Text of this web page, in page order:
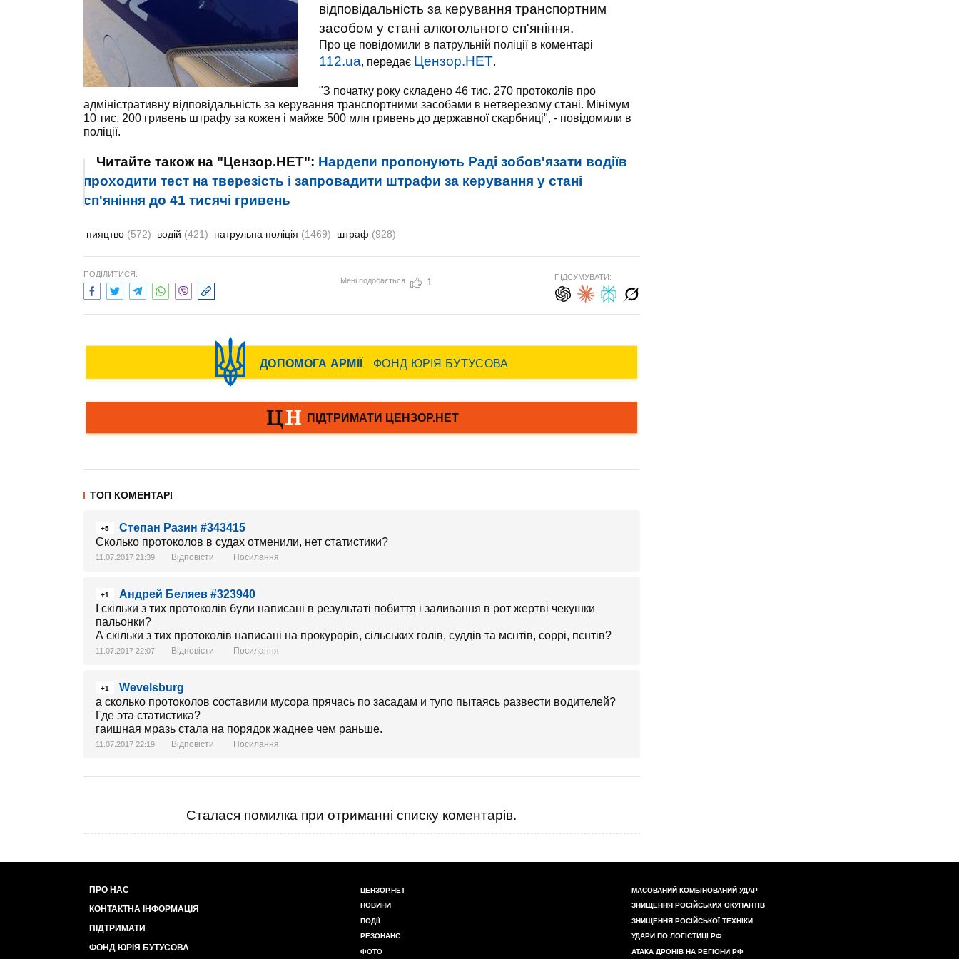
відповідальність за керування транспортним
засобом у стані алкогольного сп'яніння.
Про це повідомили в патрульній поліції в коментарі
112.ua, передає Цензор.НЕТ.
"З початку року складено 46 тис. 270 протоколів про
адміністративну відповідальність за керування транспортними засобами в нетверезому стані. Мінімум
10 тис. 200 гривень штрафу за кожен і майже 500 млн гривень до державної скарбниці", - повідомили в
поліції.
Читайте також на "Цензор.НЕТ": Нардепи пропонують Раді зобов'язати водіїв
проходити тест на тверезість і запровадити штрафи за керування у стані
сп'яніння до 41 тисячі гривень
пияцтво (572) водій (421) патрульна поліція (1469) штраф (928)
ПОДІЛИТИСЯ:
Мені подобається 1 ПІДСУМУВАТИ:
ТОП КОМЕНТАРІ
+5
Степан Разин #343415
Сколько протоколов в судах отменили, нет статистики?
11.07.2017 21:39 Відповісти Посилання
+1
Андрей Беляев #323940
І скільки з тих протоколів були написані в результаті побиття і заливання в рот жертві чекушки
пальонки?
А скільки з тих протоколів написані на прокурорів, сільських голів, суддів та мєнтів, соррі, пєнтів?
11.07.2017 22:07 Відповісти Посилання
+1
Wevelsburg
а сколько протоколов составили мусора прячась по засадам и тупо пытаясь развести водителей?
Где эта статистика?
гаишная мразь стала на порядок жаднее чем раньше.
11.07.2017 22:19 Відповісти Посилання
Сталася помилка при отриманні списку коментарів.
ПРО НАС
КОНТАКТНА ІНФОРМАЦІЯ
ПІДТРИМАТИ
ФОНД ЮРІЯ БУТУСОВА
ЦЕНЗОР.НЕТ
НОВИНИ
ПОДІЇ
РЕЗОНАНС
ФОТО
МАСОВАНИЙ КОМБІНОВАНИЙ УДАР
ЗНИЩЕННЯ РОСІЙСЬКИХ ОКУПАНТІВ
ЗНИЩЕННЯ РОСІЙСЬКОЇ ТЕХНІКИ
УДАРИ ПО ЛОГІСТИЦІ РФ
АТАКА ДРОНІВ НА РЕГІОНИ РФ